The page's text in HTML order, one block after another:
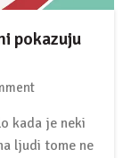
pokazuju
kada je neki
ljudi tome ne